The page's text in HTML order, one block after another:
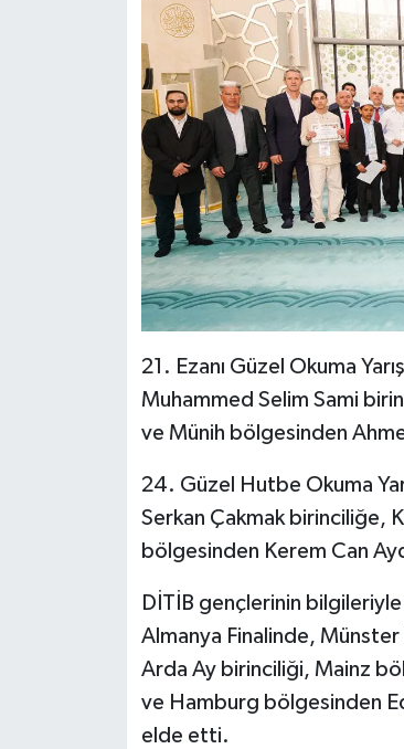
21. Ezanı Güzel Okuma
Muhammed Selim Sami
ve Münih bölgesinden
24. Güzel Hutbe Okuma
Serkan Çakmak birinciliğe,
bölgesinden Kerem Can
DİTİB gençlerinin bilgileriyle
Almanya Finalinde,
Arda Ay birinciliği, Mainz
ve Hamburg bölgesinden
elde etti.
Çorum Müftülüğü
Denizli Müftülüğü
Diyarbakır Müftülüğü
Düzce Müftülüğü
Edirne Müftülüğü
Elazığ Müftülüğü
Erzurum Müftülüğü
Eskişehir Müftülüğü
Gaziantep Müftülüğü
Giresun Müftülüğü
Gümüşhane Müftülüğü
Biyografiler
Diyanet TV
İhtida Haberleri